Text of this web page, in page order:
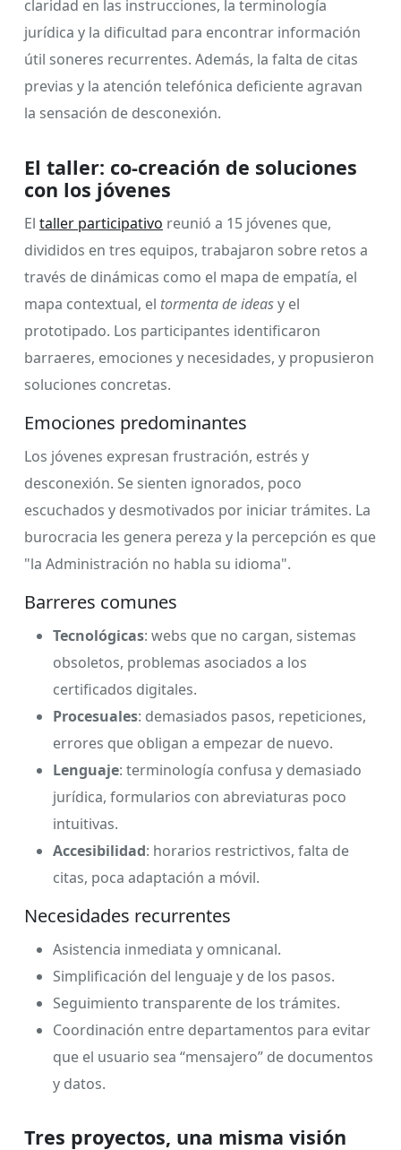
claridad en las instrucciones, la terminología
jurídica y la dificultad para encontrar información
útil soneres recurrentes. Además, la falta de citas
previas y la atención telefónica deficiente agravan
la sensación de desconexión.
El taller: co-creación de soluciones
con los jóvenes
El taller participativo reunió a 15 jóvenes que,
divididos en tres equipos, trabajaron sobre retos a
través de dinámicas como el mapa de empatía, el
mapa contextual, el tormenta de ideasy el
prototipado. Los participantes identificaron
barraeres, emociones y necesidades, y propusieron
soluciones concretas.
Emociones predominantes
Los jóvenes expresan frustración, estrés y
desconexión. Se sienten ignorados, poco
escuchados y desmotivados por iniciar trámites. La
burocracia les genera pereza y la percepción es que
"la Administración no habla su idioma".
Barreres comunes
Tecnológicas: webs que no cargan, sistemas
obsoletos, problemas asociados a los
certificados digitales.
Procesuales: demasiados pasos, repeticiones,
errores que obligan a empezar de nuevo.
Lenguaje: terminología confusa y demasiado
jurídica, formularios con abreviaturas poco
intuitivas.
Accesibilidad: horarios restrictivos, falta de
citas, poca adaptación a móvil.
Necesidades recurrentes
Asistencia inmediata y omnicanal.
Simplificación del lenguaje y de los pasos.
Seguimiento transparente de los trámites.
Coordinación entre departamentos para evitar
que el usuario sea “mensajero” de documentos
y datos.
Tres proyectos, una misma visión